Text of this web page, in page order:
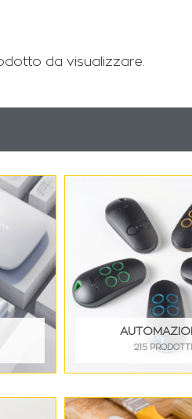
da visualizzare.
215 PRODOTTI